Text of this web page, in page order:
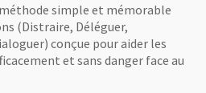
simple et mémorable
(Distraire, Déléguer,
conçue pour aider les
et sans danger face au